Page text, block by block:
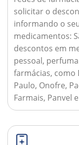
solicitar o
informando o
medicamentos:
descontos em
pessoal,
farmácias, como
Paulo, Onofre,
Farmais, Panvel